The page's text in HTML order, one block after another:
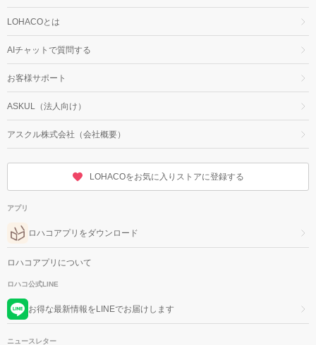
LOHACOとは
AIチャットで質問する
お客様サポート
ASKUL（法人向け）
アスクル株式会社（会社概要）
LOHACOをお気に入りストアに登録する
アプリ
ロハコアプリをダウンロード
ロハコアプリについて
ロハコ公式LINE
お得な最新情報をLINEでお届けします
ニュースレター